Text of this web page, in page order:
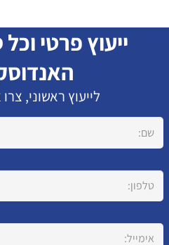
ייעוץ פרטי
לייעוץ ראשוני,